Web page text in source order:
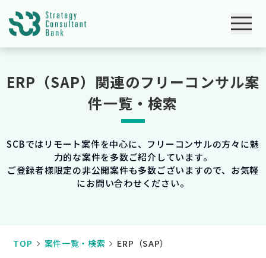
ERP（SAP）関連のフリーコンサル案
件一覧・検索
SCBではリモート案件を中心に、フリーコンサルの方々に魅
力的な案件を多数ご紹介しています。
ご登録者様限定の非公開案件も多数ございますので、お気軽
にお問い合わせください。
TOP 案件一覧・検索 ERP（SAP）